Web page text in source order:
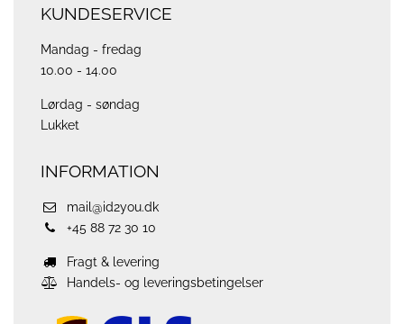
KUNDESERVICE
Mandag - fredag
10.00 - 14.00
Lørdag - søndag
Lukket
INFORMATION
mail@id2you.dk
+45 88 72 30 10
Fragt & levering
Handels- og leveringsbetingelser